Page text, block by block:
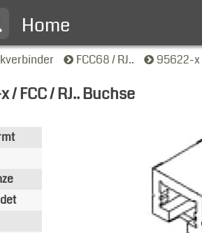
Home
FCC68 / RJ.. 95622-x
/ FCC / RJ.. Buchse